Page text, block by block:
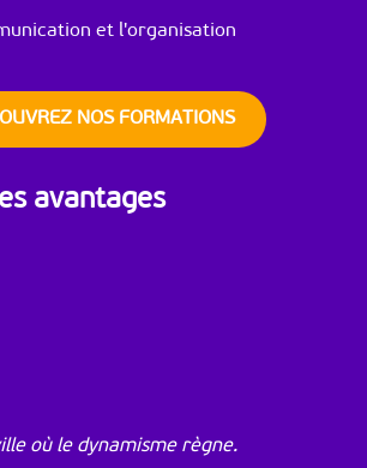
et l'organisation
NOS FORMATIONS
avantages
où le dynamisme règne.